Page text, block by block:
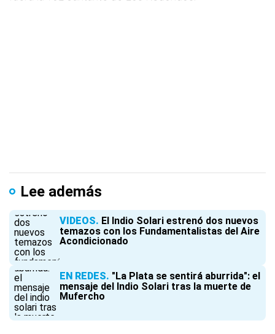
Lee además
VIDEOS El Indio Solari estrenó dos nuevos
temazos con los Fundamentalistas del Aire
Acondicionado
EN REDES "La Plata se sentirá aburrida": el
mensaje del Indio Solari tras la muerte de
Mufercho